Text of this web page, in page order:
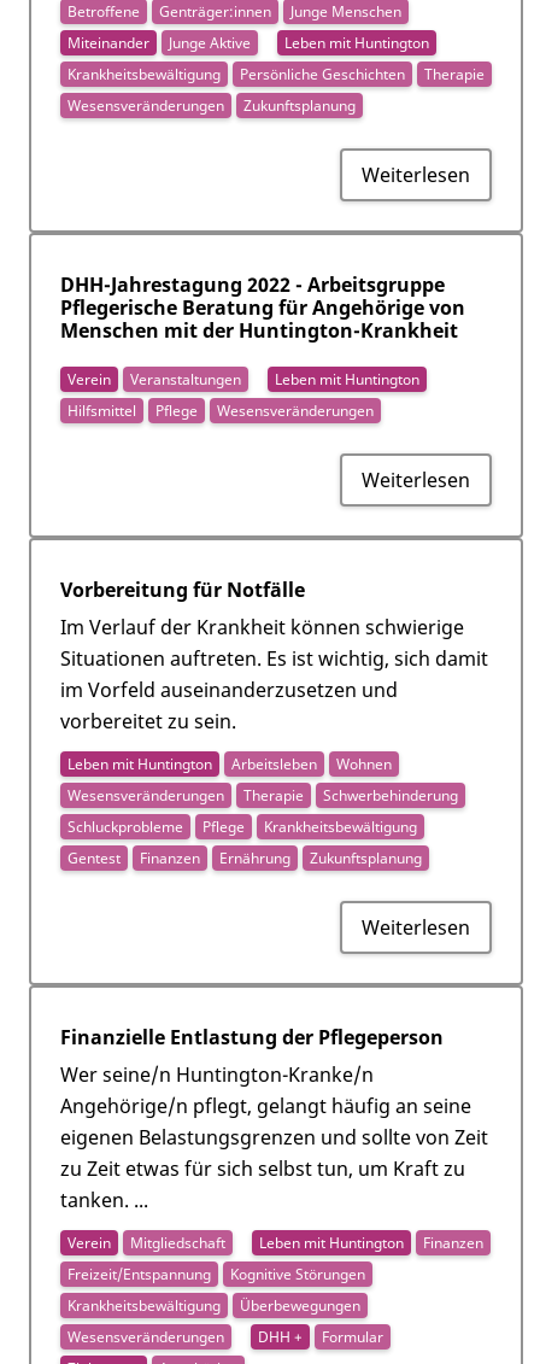
Weiterlesen
Betroffene
Genträger:innen
Junge Menschen
Miteinander
Junge Aktive
Leben mit Huntington
Krankheitsbewältigung
Persönliche Geschichten
Therapie
Wesensveränderungen
Zukunftsplanung
DHH-Jahrestagung 2022 - Arbeitsgruppe
Pflegerische Beratung für Angehörige von
Menschen mit der Huntington-Krankheit
Weiterlesen
Verein Veranstaltungen
Leben mit Huntington
Hilfsmittel
Pflege Wesensveränderungen
Vorbereitung für Notfälle
Im Verlauf der Krankheit können schwierige
Situationen auftreten. Es ist wichtig, sich damit
im Vorfeld auseinanderzusetzen und
vorbereitet zu sein.
Weiterlesen
Leben mit Huntington Arbeitsleben
Wohnen
Wesensveränderungen
Therapie
Schwerbehinderung
Schluckprobleme
Pflege
Krankheitsbewältigung
Gentest
Finanzen Ernährung Zukunftsplanung
Finanzielle Entlastung der Pflegeperson
Wer seine/n Huntington-Kranke/n
Angehörige/n pflegt, gelangt häufig an seine
eigenen Belastungsgrenzen und sollte von Zeit
zu Zeit etwas für sich selbst tun, um Kraft zu
tanken. ...
Verein Mitgliedschaft Leben mit Huntington
Finanzen
Freizeit/Entspannung
Kognitive Störungen
Krankheitsbewältigung
Überbewegungen
Wesensveränderungen
DHH +
Formular